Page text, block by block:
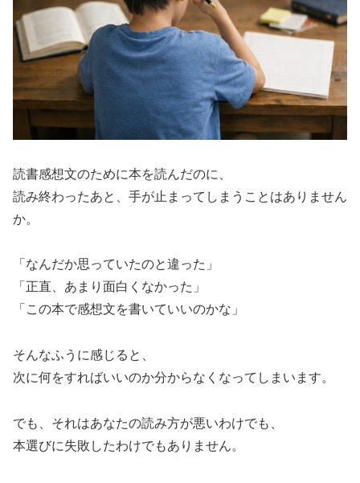
読書感想文のために本を読んだのに、
読み終わったあと、手が止まってしまうことはありません
か。
「なんだか思っていたのと違った」
「正直、あまり面白くなかった」
「この本で感想文を書いていいのかな」
そんなふうに感じると、
次に何をすればいいのか分からなくなってしまいます。
でも、それはあなたの読み方が悪いわけでも、
本選びに失敗したわけでもありません。